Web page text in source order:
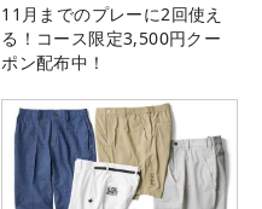
11月までのプレーに2回使え
る！コース限定3,500円クー
ポン配布中！